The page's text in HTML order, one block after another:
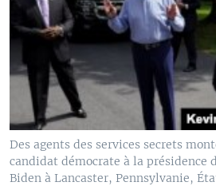
Des agents des services secrets
candidat démocrate à la présidence
Biden à Lancaster, Pennsylvanie,